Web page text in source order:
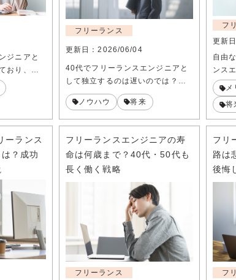
ジニアと
おり、…
フリーランス
更新日：2026/06/04
40代でフリーランスエンジニアと
して独立するのは遅いのでは？…
ノウハウ 将来
フ
更新
自由
ンス
メ
将
ーランス
？成功
フリーランスエンジニアの寿
命は何歳まで？40代・50代も
長く働く戦略
フリーランス
フリ
路は
後悔
フ